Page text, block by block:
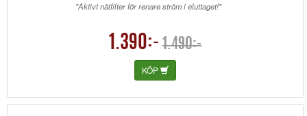
"Aktivt nätfilter för renare ström i eluttaget!"
1.390:- 1.490:-
KÖP